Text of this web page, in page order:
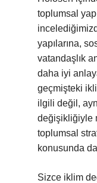
toplumsal
yapılarına,
vatandaşlık
daha iyi
geçmişteki
ilgili değil,
değişikliğiyle
toplumsal
konusunda
Sizce iklim